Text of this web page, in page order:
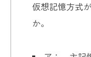
仮想記憶方式
か。